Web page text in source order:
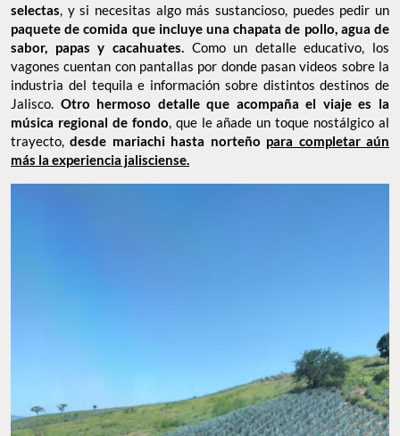
selectas, y si necesitas algo más sustancioso, puedes pedir un
paquete de comida que incluye una chapata de pollo, agua de
sabor, papas y cacahuates.Como un detalle educativo, los
vagones cuentan con pantallas por donde pasan videos sobre la
industria del tequila e información sobre distintos destinos de
Jalisco. Otro hermoso detalle que acompaña el viaje es la
música regional de fondo, que le añade un toque nostálgico al
trayecto,desde mariachi hasta norteño para completar aún
más la experiencia jalisciense.